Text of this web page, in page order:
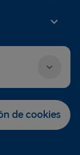
de cookies